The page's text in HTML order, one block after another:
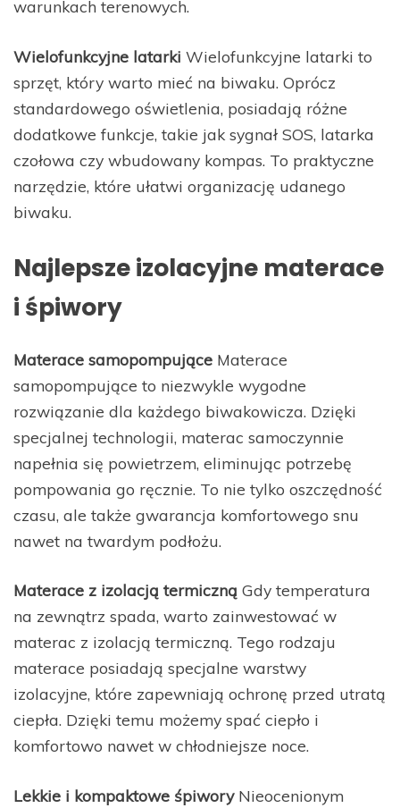
warunkach terenowych.
Wielofunkcyjne latarki Wielofunkcyjne latarki to
sprzęt, który warto mieć na biwaku. Oprócz
standardowego oświetlenia, posiadają różne
dodatkowe funkcje, takie jak sygnał SOS, latarka
czołowa czy wbudowany kompas. To praktyczne
narzędzie, które ułatwi organizację udanego
biwaku.
Najlepsze izolacyjne materace
i śpiwory
Materace samopompujące Materace
samopompujące to niezwykle wygodne
rozwiązanie dla każdego biwakowicza. Dzięki
specjalnej technologii, materac samoczynnie
napełnia się powietrzem, eliminując potrzebę
pompowania go ręcznie. To nie tylko oszczędność
czasu, ale także gwarancja komfortowego snu
nawet na twardym podłożu.
Materace z izolacją termiczną Gdy temperatura
na zewnątrz spada, warto zainwestować w
materac z izolacją termiczną. Tego rodzaju
materace posiadają specjalne warstwy
izolacyjne, które zapewniają ochronę przed utratą
ciepła. Dzięki temu możemy spać ciepło i
komfortowo nawet w chłodniejsze noce.
Lekkie i kompaktowe śpiworyNieocenionym